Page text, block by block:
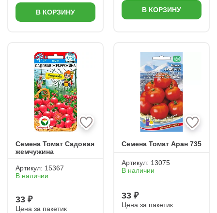
В КОРЗИНУ В КОРЗИНУ
Семена Томат Садовая
жемчужина
Артикул: 15367
В наличии
33 ₽
Цена за пакетик
Семена Томат Аран 735
Артикул: 13075
В наличии
33 ₽
Цена за пакетик